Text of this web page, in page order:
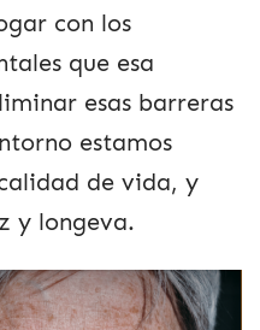
con los
que esa
esas barreras
estamos
de vida, y
y longeva.